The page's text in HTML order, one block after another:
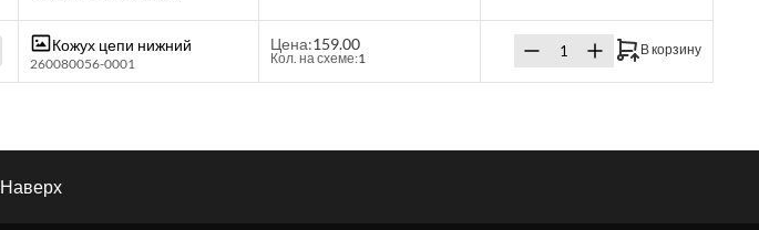
Кожух цепи нижний
260080056-0001
Цена:159.00
Кол. на схеме:1
В корзину
Наверх